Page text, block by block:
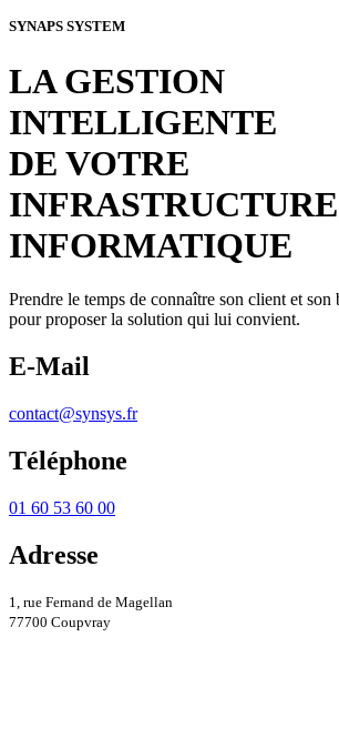
SYNAPS SYSTEM
LA GESTION
INTELLIGENTE
DE VOTRE
INFRASTRUCTURE
INFORMATIQUE
Prendre le temps de connaître son client et son
pour proposer la solution qui lui convient.
E-Mail
contact@synsys.fr
Téléphone
01 60 53 60 00
Adresse
1, rue Fernand de Magellan
77700 Coupvray